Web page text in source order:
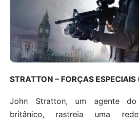
STRATTON – FORÇAS
John Stratton, um agente do
britânico, rastreia uma